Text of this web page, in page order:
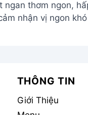
thơm ngon,
nhận vị ngon
THÔNG TIN
Giới Thiệu